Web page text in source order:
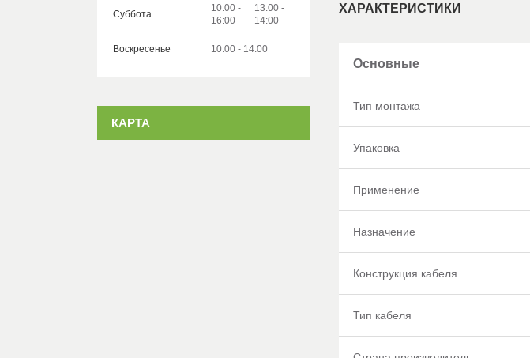
ХАРАКТЕРИСТИКИ
Основные
Тип монтажа
Упаковка
Применение
Назначение
Конструкция кабеля
Тип кабеля
Суббота
10:00
16:00
13:00
14:00
Воскресенье 10:00 14:00
КАРТА